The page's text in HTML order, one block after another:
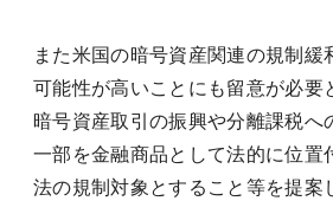
また米国の暗号資産関連の規制緩
可能性が高いことにも留意が必要
暗号資産取引の振興や分離課税へ
一部を金融商品として法的に位置
法の規制対象とすること等を提案